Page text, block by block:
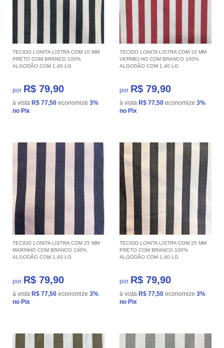
TECIDO LONITA LISTRA COM 10 MM
PRETO COM BRANCO 100%
ALGODÃO COM 1,40 LG
por R$ 79,90
à vista R$ 77,50 economize 3%
no Pix
TECIDO LONITA LISTRA COM 10 MM
VERMELHO COM BRANCO 100%
ALGODÃO COM 1,40 LG
por R$ 79,90
à vista R$ 77,50 economize 3%
no Pix
TECIDO LONITA LISTRA COM 25 MM
MARINHO COM BRANCO 100%
ALGODÃO COM 1,40 LG
por R$ 79,90
à vista R$ 77,50 economize 3%
no Pix
TECIDO LONITA LISTRA COM 25 MM
PRETO COM BRANCO 100%
ALGODÃO COM 1,40 LG
por R$ 79,90
à vista R$ 77,50 economize 3%
no Pix